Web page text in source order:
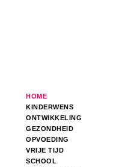
HOME
KINDERWENS
ONTWIKKELING
GEZONDHEID
OPVOEDING
VRIJE TIJD
SCHOOL